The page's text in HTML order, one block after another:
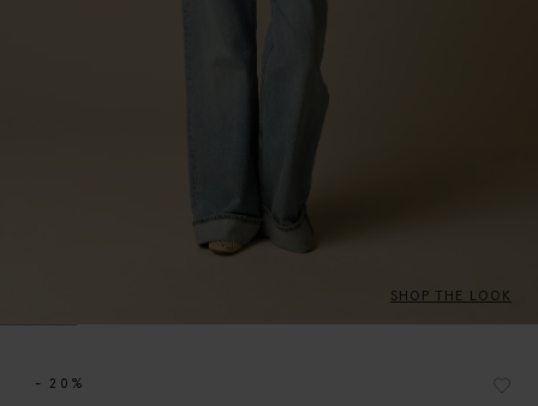
SHOP THE LOOK
- 20%